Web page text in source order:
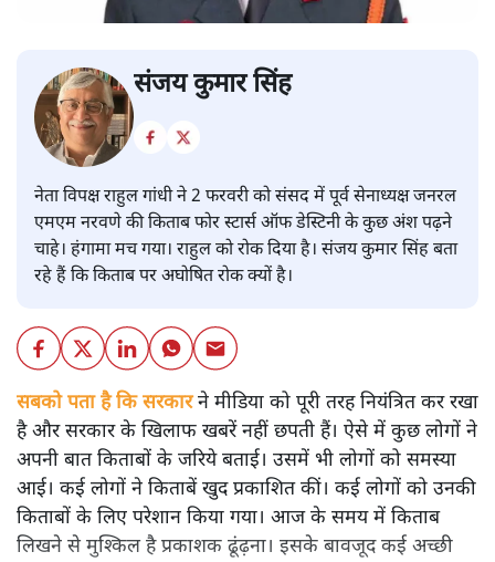
संजय कुमार सिंह
नेता विपक्ष राहुल गांधी ने 2 फरवरी को संसद में पूर्व सेनाध्यक्ष जनरल
एमएम नरवणे की किताब फोर स्टार्स ऑफ डेस्टिनी के कुछ अंश पढ़ने
चाहे। हंगामा मच गया। राहुल को रोक दिया है। संजय कुमार सिंह बता
रहे हैं कि किताब पर अघोषित रोक क्यों है।
सबको पता है कि सरकारने मीडिया को पूरी तरह नियंत्रित कर रखा
है और सरकार के खिलाफ खबरें नहीं छपती हैं। ऐसे में कुछ लोगों ने
अपनी बात किताबों के जरिये बताई। उसमें भी लोगों को समस्या
आई। कई लोगों ने किताबें खुद प्रकाशित कीं। कई लोगों को उनकी
किताबों के लिए परेशान किया गया। आज के समय में किताब
लिखने से मुश्किल है प्रकाशक ढूंढ़ना। इसके बावजूद कई अच्छी